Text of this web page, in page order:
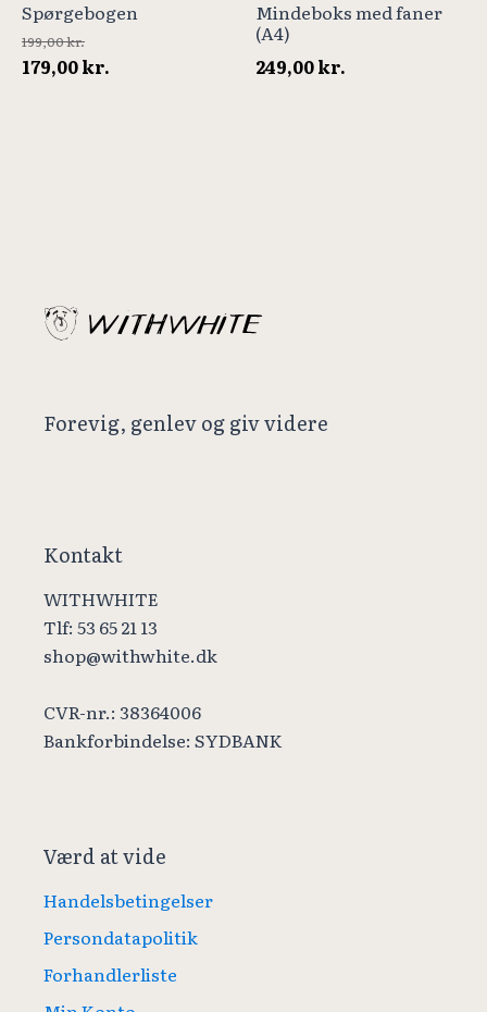
Spørgebogen
199,00kr.
Den
179,00kr.
Mindeboks med faner
(A4)
249,00kr.
Forevig, genlev og giv videre
Kontakt
WITHWHITE
Tlf: 53 65 21 13
shop@withwhite.dk
CVR-nr.: 38364006
Bankforbindelse: SYDBANK
Værd at vide
Handelsbetingelser
Persondatapolitik
Forhandlerliste